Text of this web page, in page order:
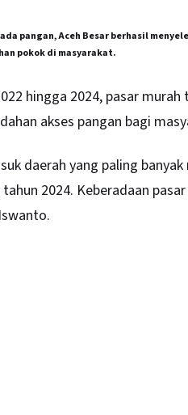
pangan, Aceh Besar berhasil
pokok di masyarakat.
hingga 2024, pasar
akses pangan bagi
daerah yang paling
2024. Keberadaan